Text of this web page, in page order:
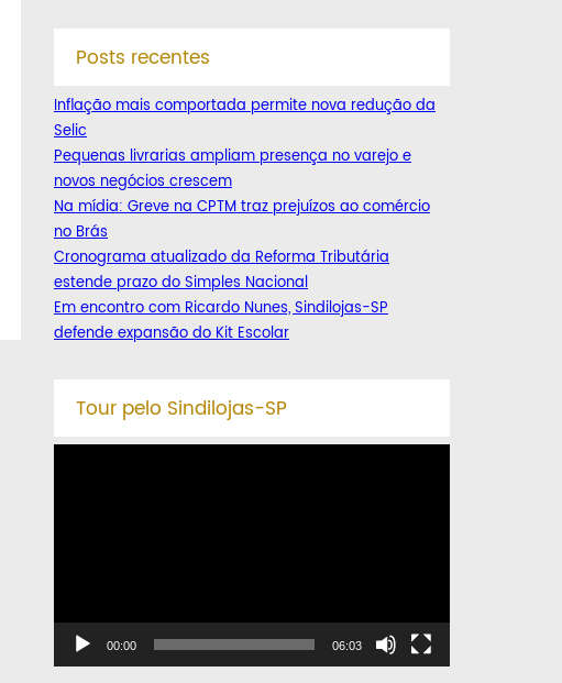
Posts recentes
Inflação mais comportada permite nova redução da
Selic
Pequenas livrarias ampliam presença no varejo e
novos negócios crescem
Na mídia: Greve na CPTM traz prejuízos ao comércio
no Brás
Cronograma atualizado da Reforma Tributária
estende prazo do Simples Nacional
Em encontro com Ricardo Nunes, Sindilojas-SP
defende expansão do Kit Escolar
Tour pelo Sindilojas-SP
00:00 06:03